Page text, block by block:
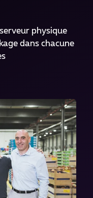
physique
dans chacune